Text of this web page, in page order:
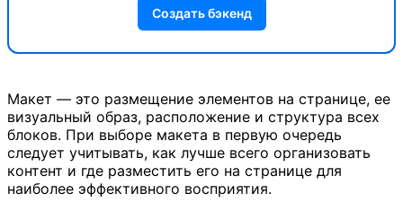
Создать бэкенд
Макет — это размещение элементов на странице, ее
визуальный образ, расположение и структура всех
блоков. При выборе макета в первую очередь
следует учитывать, как лучше всего организовать
контент и где разместить его на странице для
наиболее эффективного восприятия.